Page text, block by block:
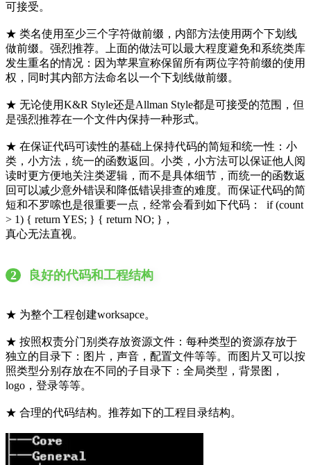
可接受。
★ 类名使用至少三个字符做前缀，内部方法使用两个下划线
做前缀。强烈推荐。上面的做法可以最大程度避免和系统类库
发生重名的情况：因为苹果宣称保留所有两位字符前缀的使用
权，同时其内部方法命名以一个下划线做前缀。
★ 无论使用K&R Style还是Allman Style都是可接受的范围，但
是强烈推荐在一个文件内保持一种形式。
★ 在保证代码可读性的基础上保持代码的简短和统一性：小
类，小方法，统一的函数返回。小类，小方法可以保证他人阅
读时更方便地关注类逻辑，而不是具体细节，而统一的函数返
回可以减少意外错误和降低错误排查的难度。而保证代码的简
短和不罗嗦也是很重要一点，经常会看到如下代码： if (count
> 1) { return YES; } { return NO; }，
真心无法直视。
2 良好的代码和工程结构
★ 为整个工程创建worksapce。
★ 按照权责分门别类存放资源文件：每种类型的资源存放于
独立的目录下：图片，声音，配置文件等等。而图片又可以按
照类型分别存放在不同的子目录下：全局类型，背景图，
logo，登录等等。
★ 合理的代码结构。推荐如下的工程目录结构。